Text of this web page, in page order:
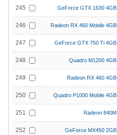
245 GeForce GTX 1630 4GB
246 Radeon RX 460 Mobile 4GB
247 GeForce GTX 750 Ti 4GB
248 Quadro M1200 4GB
249 Radeon RX 460 4GB
250 Quadro P1000 Mobile 4GB
251 Radeon 840M
252 GeForce MX450 2GB